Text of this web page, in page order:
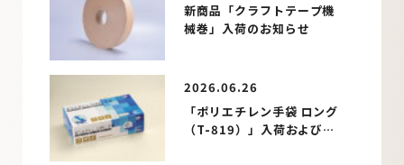
新商品「クラフトテープ機
械巻」入荷のお知らせ
2026.06.26
「ポリエチレン手袋 ロング
（T-819）」入荷およびパ